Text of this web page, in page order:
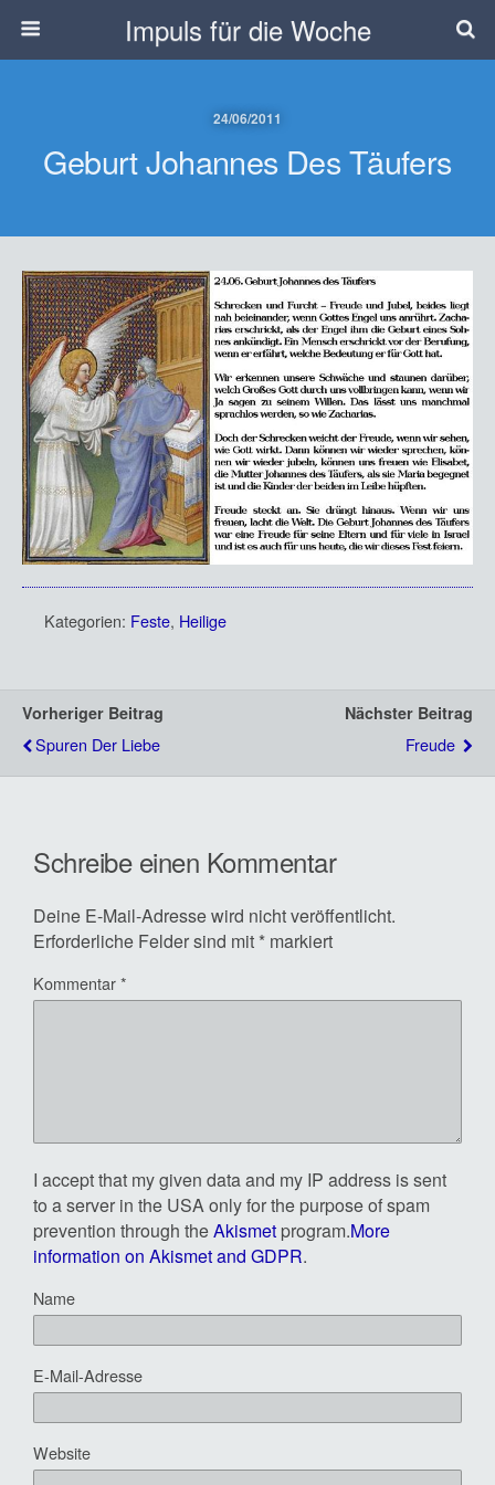
Impuls für die Woche
24/06/2011
Geburt Johannes Des Täufers
Kategorien: Feste, Heilige
Vorheriger Beitrag
Spuren Der Liebe
Nächster Beitrag
Freude
Schreibe einen Kommentar
Deine E-Mail-Adresse wird nicht veröffentlicht.
Erforderliche Felder sind mit * markiert
Kommentar*
I accept that my given data and my IP address is sent
to a server in the USA only for the purpose of spam
prevention through theAkismet program.More
information on Akismet and GDPR.
Name
E-Mail-Adresse
Website